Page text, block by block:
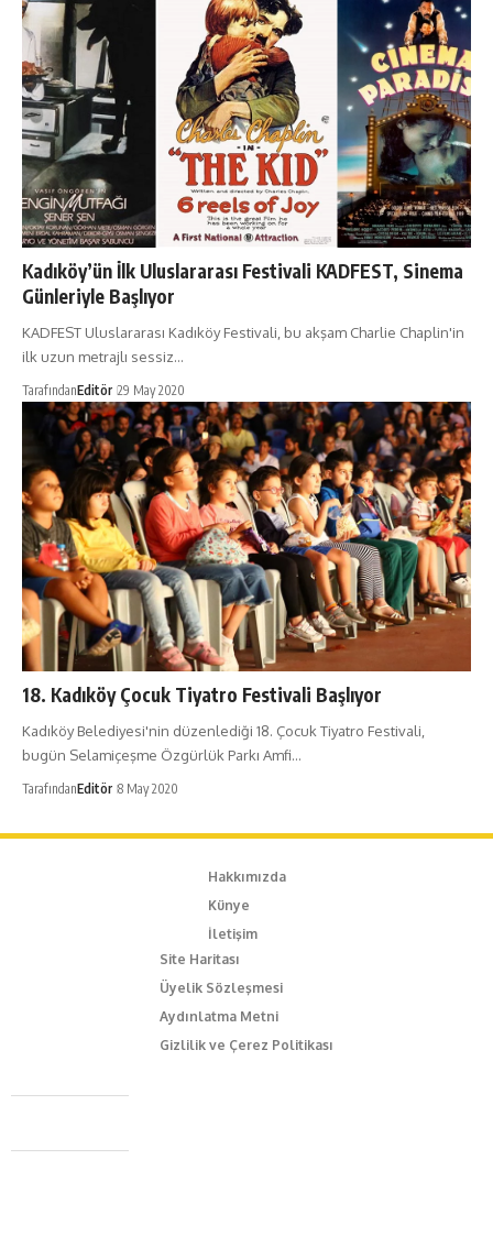
Kadıköy’ün İlk Uluslararası Festivali KADFEST, Sinema
Günleriyle Başlıyor
KADFEST Uluslararası Kadıköy Festivali, bu akşam Charlie Chaplin'in
ilk uzun metrajlı sessiz…
TarafındanEditör 29 May 2020
18. Kadıköy Çocuk Tiyatro Festivali Başlıyor
Kadıköy Belediyesi'nin düzenlediği 18. Çocuk Tiyatro Festivali,
bugün Selamiçeşme Özgürlük Parkı Amfi…
TarafındanEditör 8 May 2020
Hakkımızda
Künye
İletişim
Site Haritası
Üyelik Sözleşmesi
Aydınlatma Metni
Gizlilik ve Çerez Politikası
Caferağa Mah. Dr. Şakir Paşa Sok. No3/A Kadıköy İstanbul
+90 543 345 46 00